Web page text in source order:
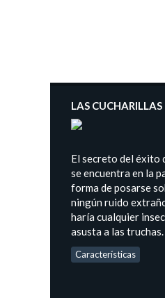
LAS CUCHARILLAS
El secreto del éxito
se encuentra en la
forma de posarse
ningún ruido
haría cualquier
asusta a las truchas.
Características